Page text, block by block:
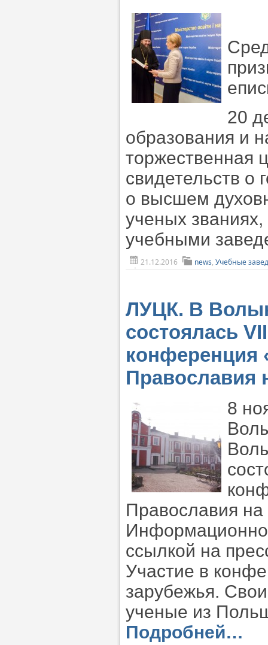
20
образования и
торжественная
свидетельств о
о высшем
ученых
учебными
21.12.2016 news, Учебные
ЛУЦК. В
состоялась
конференция
Православия
8
Православия
ссылкой на
Участие в
зарубежья.
ученые из
Подробней…